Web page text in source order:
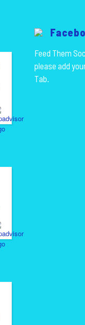
Feed Them
please add
Tab.